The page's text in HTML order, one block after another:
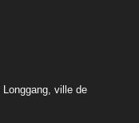
ville de